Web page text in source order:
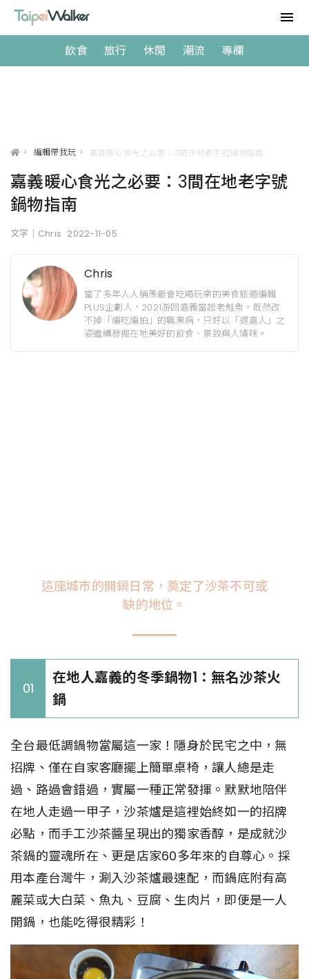
飲食 旅行 休閒 潮流 專欄
> 編輯帶我玩 > 嘉義暖心食光之必要：3間在地老字號鍋物指南
嘉義暖心食光之必要：3間在地老字號
鍋物指南
文字｜Chris 2022-11-05
Chris
當了多年人人稱羨最會吃喝玩樂的美食旅遊編輯
PLUS企劃人，2021游回嘉義當起老鮭魚，既然改
不掉「編吃編拍」的職業病，只好以「返嘉人」之
姿繼續發掘在地美好的飲食、景致與人情味。
這座城市的開鍋日常，奠定了沙茶不可或
缺的地位。
01
在地人嘉義的冬季鍋物1：無名沙茶火
鍋
全台最低調鍋物當屬這一家！隱身於民宅之中，無
招牌、僅在自家客廳擺上簡單桌椅，讓人總是走
過、路過會錯過，實屬一種正常發揮。默默地陪伴
在地人走過一甲子，沙茶爐是這裡始終如一的招牌
必點，而手工沙茶醬呈現出的獨家香醇，是成就沙
茶鍋的靈魂所在、更是店家60多年來的自尊心。採
用本產台灣牛，涮入沙茶爐最速配，而鍋底附有高
麗菜或大白菜、魚丸、豆腐、生肉片，即便是一人
開鍋，也能吃得很精彩！